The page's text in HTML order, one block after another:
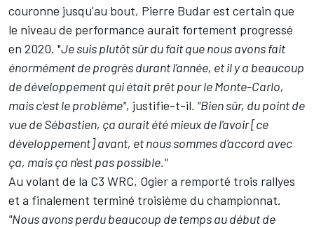
couronne jusqu'au bout, Pierre Budar est certain que
le niveau de performance aurait fortement progressé
en 2020. "Je suis plutôt sûr du fait que nous avons fait
énormément de progrès durant l'année, et il y a beaucoup
de développement qui était prêt pour le Monte-Carlo,
mais c'est le problème", justifie-t-il. "Bien sûr, du point de
vue de Sébastien, ça aurait été mieux de l'avoir [ce
développement] avant, et nous sommes d'accord avec
ça, mais ça n'est pas possible."
Au volant de la C3 WRC, Ogier a remporté trois rallyes
et a finalement terminé troisième du championnat.
"Nous avons perdu beaucoup de temps au début de